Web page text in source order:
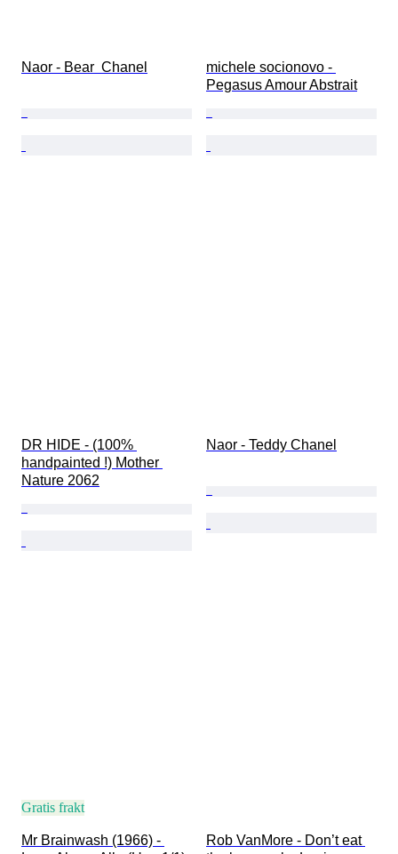
Naor - Bear  Chanel
michele socionovo -
Pegasus Amour Abstrait
DR HIDE - (100%
handpainted !) Mother
Nature 2062
Naor - Teddy Chanel
Gratis frakt
Mr Brainwash (1966) -
Rob VanMore - Don’t eat